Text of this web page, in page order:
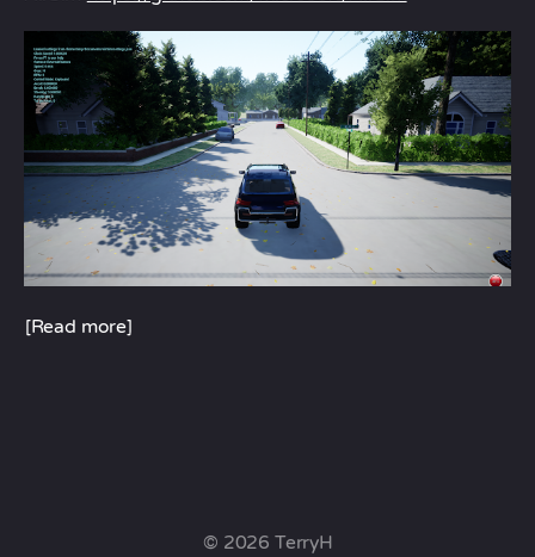
[Read more]
© 2026 TerryH